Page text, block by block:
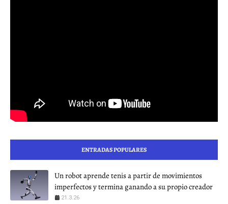
ENTRADAS POPULARES
Un robot aprende tenis a partir de movimientos
imperfectos y termina ganando a su propio creador
21.3.26